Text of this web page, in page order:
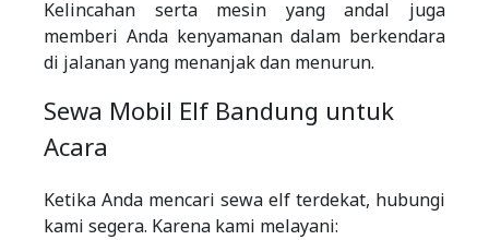
Kelincahan serta mesin yang andal juga
memberi Anda kenyamanan dalam berkendara
di jalanan yang menanjak dan menurun.
Sewa Mobil Elf Bandung untuk
Acara
Ketika Anda mencari sewa elf terdekat, hubungi
kami segera. Karena kami melayani: